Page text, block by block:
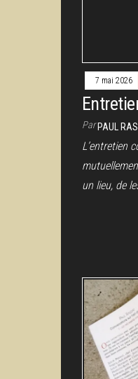
7 mai 2026
ParPAUL
L’entretien
un lieu, de